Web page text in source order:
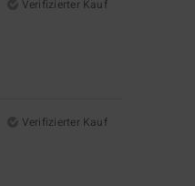
Verifizierter Kauf
Verifizierter Kauf